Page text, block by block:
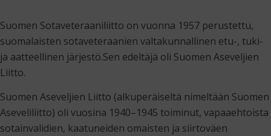
Suomen Sotaveteraaniliitto on vuonna 1957 perustettu,
suomalaisten sotaveteraanien valtakunnallinen etu-, tuki-
ja aatteellinen järjestö.Sen edeltäjä oli Suomen Aseveljien
Liitto.
Suomen Aseveljien Liitto (alkuperäiseltä nimeltään Suomen
Aseveliliitto) oli vuosina 1940–1945 toiminut, vapaaehtoista
sotainvalidien, kaatuneiden omaisten ja siirtoväen